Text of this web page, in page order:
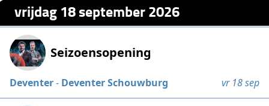
vrijdag 18 september 2026
Seizoensopening
Deventer- Deventer Schouwburg vr 18 sep